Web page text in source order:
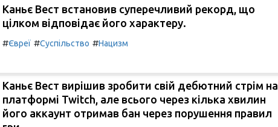
Каньє Вест встановив суперечливий рекорд, що
цілком відповідає його характеру.
#Євреї #Суспільство #Нацизм
Каньє Вест вирішив зробити свій дебютний стрім на
платформі Twitch, але всього через кілька хвилин
його аккаунт отримав бан через порушення правил